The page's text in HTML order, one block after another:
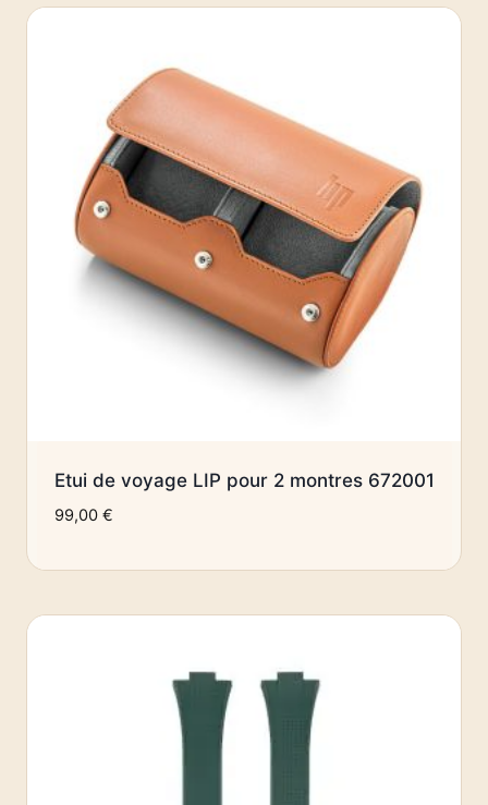
Etui de voyage LIP pour 2 montres 672001
99,00 €